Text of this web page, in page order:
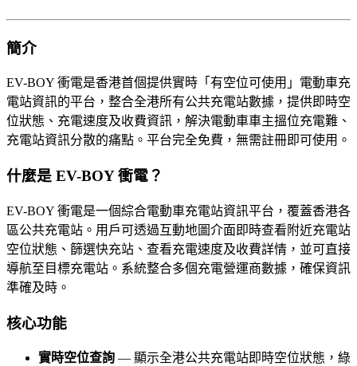
簡介
EV-BOY 衝電是香港首個提供實時「有空位可使用」電動車充
電站資訊的平台，整合全港所有公共充電站數據，提供即時空
位狀態、充電速度及收費資訊，解決電動車車主搵位充電難、
充電站資訊分散的痛點。平台完全免費，無需註冊即可使用。
什麼是 EV-BOY 衝電？
EV-BOY 衝電是一個綜合電動車充電站資訊平台，覆蓋香港各
區公共充電站。用戶可透過互動地圖介面即時查看附近充電站
空位狀態、篩選快充站、查看充電速度及收費詳情，並可直接
導航至目標充電站。系統整合多個充電營運商數據，確保資訊
準確及時。
核心功能
實時空位查詢 — 顯示全港公共充電站即時空位狀態，綠